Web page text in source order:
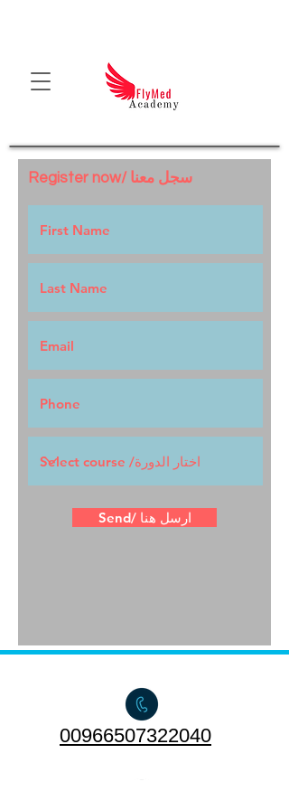
Register now/ سجل معنا
Send/ ارسل هنا
00966507322040